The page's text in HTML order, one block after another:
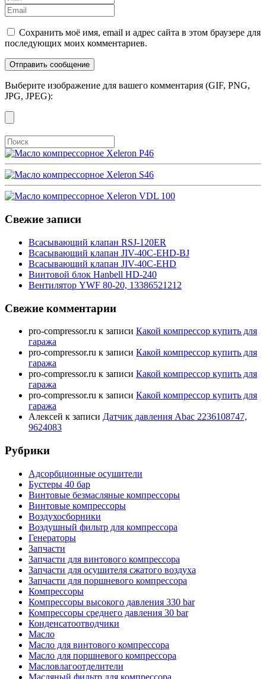
Сохранить моё имя, email и адрес сайта в этом браузере для
последующих моих комментариев.
Выберите изображение для вашего комментария (GIF, PNG,
JPG, JPEG):
Свежие записи
Всасывающий клапан RSJ-120ER
Всасывающий клапан JIV-40C-EHD-BJ
Всасывающий клапан JIV-40C-EHD
Винтовой блок Hanbell HD-240
Вентилятор YWF 80-20, 13386521212
Свежие комментарии
pro-compressor.ru к записи Какой компрессор купить для
гаража
pro-compressor.ru к записи Какой компрессор купить для
гаража
pro-compressor.ru к записи Какой компрессор купить для
гаража
pro-compressor.ru к записи Какой компрессор купить для
гаража
Алексей к записи Датчик давления Abac 2236108747,
9624083
Рубрики
Адсорбционные осушители
Бустеры 40 бар
Винтовые безмасляные компрессоры
Винтовые компрессоры
Воздухосборники
Воздушный фильтр для компрессора
Генераторы
Запчасти
Запчасти для винтового компрессора
Запчасти для осушителя сжатого воздуха
Запчасти для поршневого компрессора
Компрессоры
Компрессоры высокого давления 330 bar
Компрессоры среднего давления 30 bar
Конденсатоотводчики
Масло
Масло для винтового компрессора
Масло для поршневого компрессора
Масловлагоотделители
Масляный фильтр для компрессора